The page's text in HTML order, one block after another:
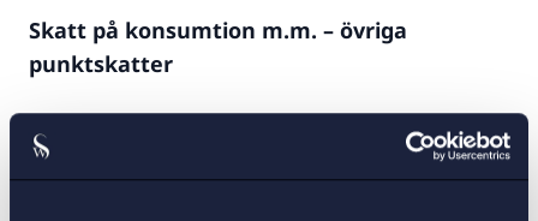
Skatt på konsumtion m.m. – övriga
punktskatter
Skatten på cigaretter, cigarrer, cigariller,
röktobak och övrig tobak föreslås höjas